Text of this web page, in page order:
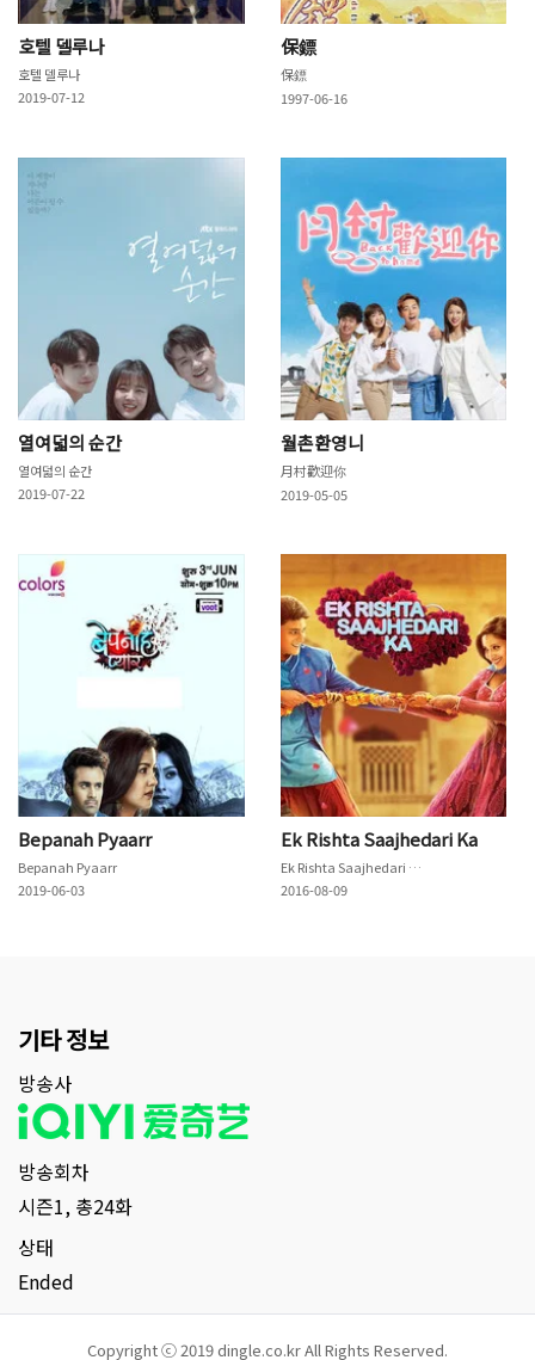
호텔 델루나
호텔 델루나
2019-07-12
保鏢
保鏢
1997-06-16
열여덟의 순간
열여덟의 순간
2019-07-22
월촌환영니
月村歡迎你
2019-05-05
Bepanah Pyaarr
Bepanah Pyaarr
2019-06-03
Ek Rishta Saajhedari Ka
Ek Rishta Saajhedari Ka
2016-08-09
기타 정보
방송사
방송회차
시즌1, 총24화
상태
Ended
Copyright ⓒ 2019 dingle.co.kr All Rights Reserved.